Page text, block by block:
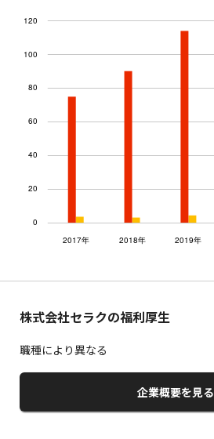
株式会社セラクの福利厚生
職種により異なる
企業概要を見る